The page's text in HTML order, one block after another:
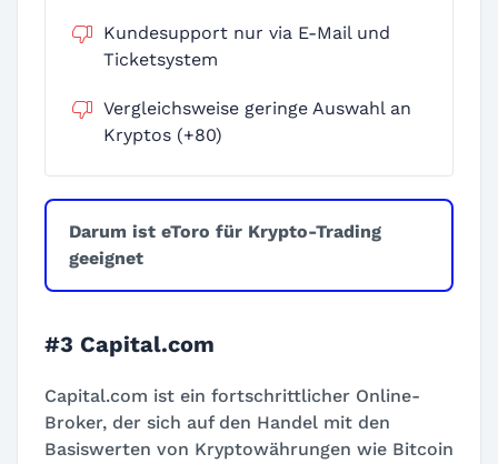
Kundesupport nur via E-Mail und
Ticketsystem
Vergleichsweise geringe Auswahl an
Kryptos (+80)
Darum ist eToro für Krypto-Trading
geeignet
#3 Capital.com
Capital.com ist ein fortschrittlicher Online-
Broker, der sich auf den Handel mit den
Basiswerten von Kryptowährungen wie Bitcoin